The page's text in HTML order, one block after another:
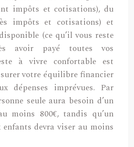
impôts et cotisations), du
impôts et cotisations) et
(ce qu’il vous reste
avoir payé toutes vos
à vivre confortable est
votre équilibre financier
dépenses imprévues. Par
seule aura besoin d’un
moins 800€, tandis qu’un
enfants devra viser au moins